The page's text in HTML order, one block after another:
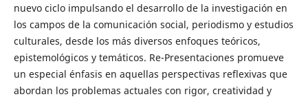
nuevo ciclo impulsando el desarrollo de la investigación en
los campos de la comunicación social, periodismo y estudios
culturales, desde los más diversos enfoques teóricos,
epistemológicos y temáticos. Re-Presentaciones promueve
un especial énfasis en aquellas perspectivas reflexivas que
abordan los problemas actuales con rigor, creatividad y